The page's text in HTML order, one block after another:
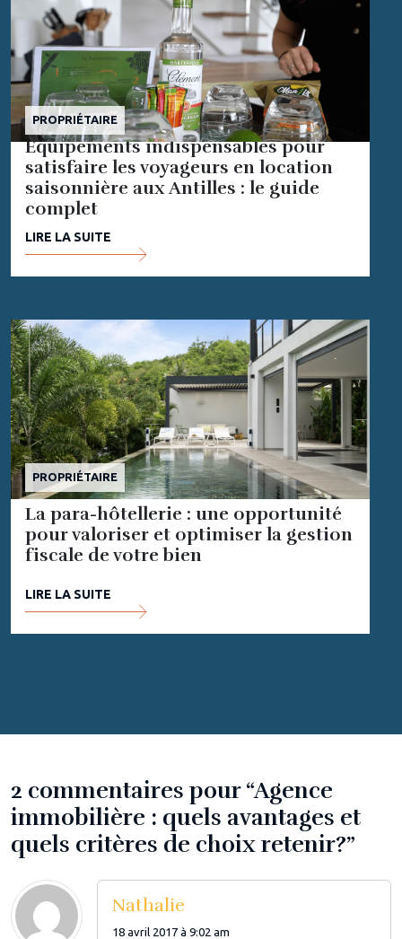
PROPRIÉTAIRE
Équipements indispensables pour
satisfaire les voyageurs en location
saisonnière aux Antilles : le guide
complet
LIRE LA SUITE
PROPRIÉTAIRE
La para-hôtellerie : une opportunité
pour valoriser et optimiser la gestion
fiscale de votre bien
LIRE LA SUITE
2 commentaires pour “Agence
immobilière : quels avantages et
quels critères de choix retenir?”
Nathalie
18 avril 2017 à 9:02 am